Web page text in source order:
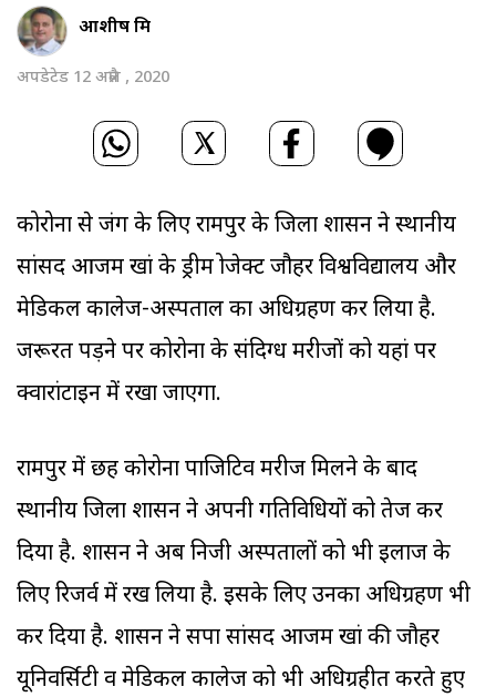
आशीष मिश्र
अपडेटेड 12 अप्रैल , 2020
कोरोना से जंग के लिए रामपुर के जिला प्रशासन ने स्थानीय
सांसद आजम खां के ड्रीम प्रोजेक्ट जौहर विश्वविद्यालय और
मेडिकल कालेज-अस्पताल का अधिग्रहण कर लिया है.
जरूरत पड़ने पर कोरोना के संदिग्ध मरीजों को यहां पर
क्वारांटाइन में रखा जाएगा.
रामपुर में छह कोरोना पाजिटिव मरीज मिलने के बाद
स्थानीय जिला प्रशासन ने अपनी गतिविधियों को तेज कर
दिया है. प्रशासन ने अब निजी अस्पतालों को भी इलाज के
लिए रिजर्व में रख लिया है. इसके लिए उनका अधिग्रहण भी
कर दिया है. प्रशासन ने सपा सांसद आजम खां की जौहर
यूनिवर्सिटी व मेडिकल कालेज को भी अधिग्रहीत करते हुए